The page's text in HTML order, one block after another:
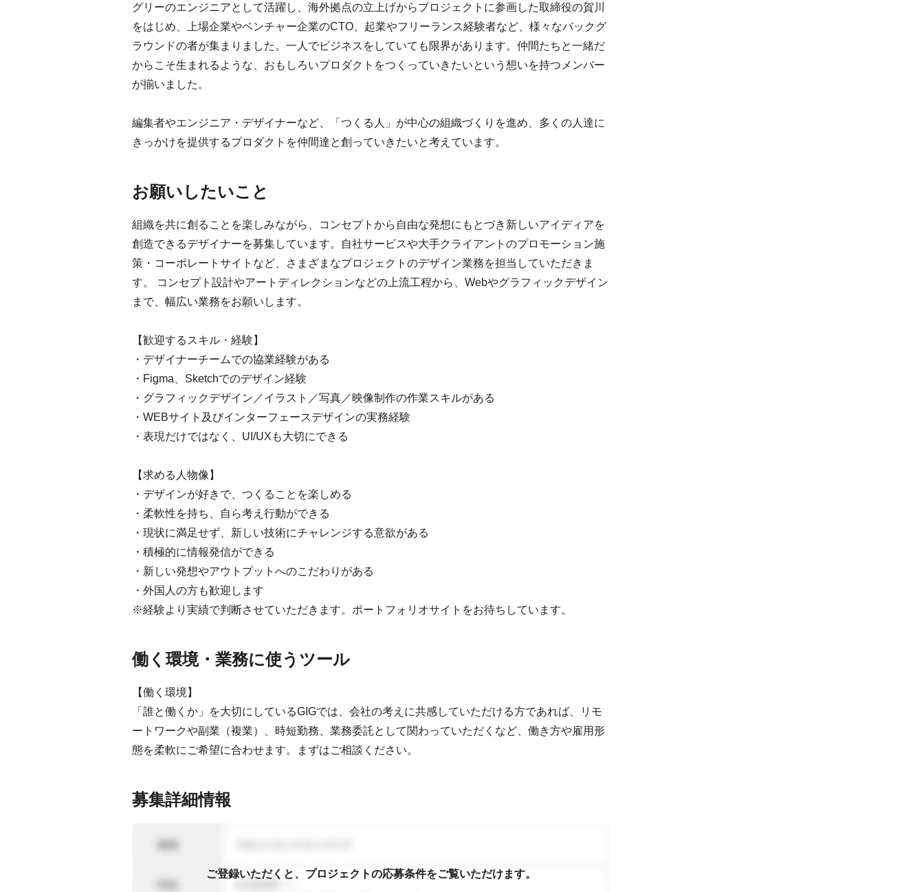
グリーのエンジニアとして活躍し、海外拠点の立上げからプロジェクトに参画した取締役の賀川
をはじめ、上場企業やベンチャー企業のCTO、起業やフリーランス経験者など、様々なバックグ
ラウンドの者が集まりました。一人でビジネスをしていても限界があります。仲間たちと一緒だ
からこそ生まれるような、おもしろいプロダクトをつくっていきたいという想いを持つメンバー
が揃いました。
編集者やエンジニア・デザイナーなど、「つくる人」が中心の組織づくりを進め、多くの人達に
きっかけを提供するプロダクトを仲間達と創っていきたいと考えています。
お願いしたいこと
組織を共に創ることを楽しみながら、コンセプトから自由な発想にもとづき新しいアイディアを
創造できるデザイナーを募集しています。自社サービスや大手クライアントのプロモーション施
策・コーポレートサイトなど、さまざまなプロジェクトのデザイン業務を担当していただきま
す。 コンセプト設計やアートディレクションなどの上流工程から、Webやグラフィックデザイン
まで、幅広い業務をお願いします。
【歓迎するスキル・経験】
・デザイナーチームでの協業経験がある
・Figma、Sketchでのデザイン経験
・グラフィックデザイン／イラスト／写真／映像制作の作業スキルがある
・WEBサイト及びインターフェースデザインの実務経験
・表現だけではなく、UI/UXも大切にできる
【求める人物像】
・デザインが好きで、つくることを楽しめる
・柔軟性を持ち、自ら考え行動ができる
・現状に満足せず、新しい技術にチャレンジする意欲がある
・積極的に情報発信ができる
・新しい発想やアウトプットへのこだわりがある
・外国人の方も歓迎します
※経験より実績で判断させていただきます。ポートフォリオサイトをお待ちしています。
働く環境・業務に使うツール
【働く環境】
「誰と働くか」を大切にしているGIGでは、会社の考えに共感していただける方であれば、リモ
ートワークや副業（複業）、時短勤務、業務委託として関わっていただくなど、働き方や雇用形
態を柔軟にご希望に合わせます。まずはご相談ください。
募集詳細情報
ご登録いただくと、プロジェクトの応募条件をご覧いただけます。